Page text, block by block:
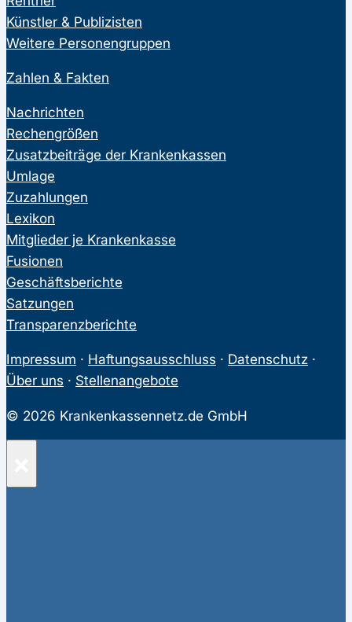
Künstler & Publizisten
Weitere Personengruppen
Zahlen & Fakten
Nachrichten
Rechengrößen
Zusatzbeiträge der Krankenkassen
Umlage
Zuzahlungen
Lexikon
Mitglieder je Krankenkasse
Fusionen
Geschäftsberichte
Satzungen
Transparenzberichte
Impressum · Haftungsausschluss · Datenschutz ·
Über uns · Stellenangebote
© 2026 Krankenkassennetz.de GmbH